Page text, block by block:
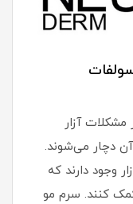
آزار
دچار می‌شوند.
وجود دارند که
کنند. سرم مو